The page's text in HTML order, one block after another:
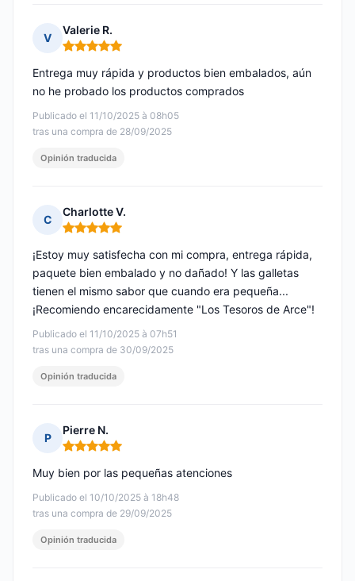
V
Valerie R.
Nota: 5 de 5
Publicado el 11/10/2025 à 08h05
tras una compra de 28/09/2025
Entrega muy rápida y productos bien embalados, aún
no he probado los productos comprados
Opinión traducida
C
Charlotte V.
Nota: 5 de 5
Publicado el 11/10/2025 à 07h51
tras una compra de 30/09/2025
¡Estoy muy satisfecha con mi compra, entrega rápida,
paquete bien embalado y no dañado! Y las galletas
tienen el mismo sabor que cuando era pequeña...
¡Recomiendo encarecidamente "Los Tesoros de Arce"!
Opinión traducida
P
Pierre N.
Nota: 5 de 5
Publicado el 10/10/2025 à 18h48
tras una compra de 29/09/2025
Muy bien por las pequeñas atenciones
Opinión traducida